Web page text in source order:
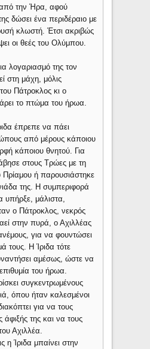
από την Ήρα, αφού
δώσει ένα περιδέραιο με
κλωστή. Έτσι ακριβώς
οι θεές του Ολύμπου.
λογαριασμό της τον
στη μάχη, μόλις
Πάτροκλος κι ο
το πτώμα του ήρωα.
έπρεπε να πάει
από μέρους κάποιου
κάποιου θνητού. Για
στους Τρώες με τη
Πρίαμου ή παρουσιάστηκε
της. Η συμπεριφορά
υπήρξε, μάλιστα,
ο Πάτροκλος, νεκρός
στην πυρά, ο Αχιλλέας
για να φουντώσει
τους. Η Ίριδα τότε
αμέσως, ώστε να
του ήρωα.
συγκεντρωμένους
όπου ήταν καλεσμένοι
για να τους
άφιξής της και να τους
Αχιλλέα.
η Ίριδα μπαίνει στην